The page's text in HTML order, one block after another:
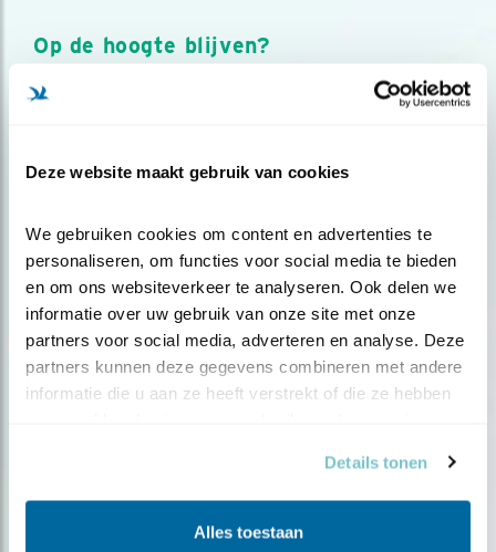
Deze website maakt gebruik van cookies
We gebruiken cookies om content en advertenties te
personaliseren, om functies voor social media te bieden
en om ons websiteverkeer te analyseren. Ook delen we
informatie over uw gebruik van onze site met onze
partners voor social media, adverteren en analyse. Deze
partners kunnen deze gegevens combineren met andere
informatie die u aan ze heeft verstrekt of die ze hebben
Details tonen
Alles toestaan
Op de hoogte blijven?
Meld je aan en ontvang nieuws, inspiratie, acties en tips
over vogels en activiteiten van Vogelbescherming.